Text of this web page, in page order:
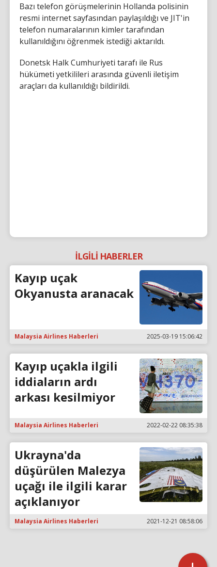
Bazı telefon görüşmelerinin Hollanda polisinin
resmi internet sayfasından paylaşıldığı ve JIT'in
telefon numaralarının kimler tarafından
kullanıldığını öğrenmek istediği aktarıldı.
Donetsk Halk Cumhuriyeti tarafı ile Rus
hükümeti yetkilileri arasında güvenli iletişim
araçları da kullanıldığı bildirildi.
İLGİLİ HABERLER
Kayıp uçak
Okyanusta aranacak
Malaysia Airlines Haberleri 2025-03-19 15:06:42
Kayıp uçakla ilgili
iddiaların ardı
arkası kesilmiyor
Malaysia Airlines Haberleri 2022-02-22 08:35:38
Ukrayna'da
düşürülen Malezya
uçağı ile ilgili karar
açıklanıyor
Malaysia Airlines Haberleri 2021-12-21 08:58:06